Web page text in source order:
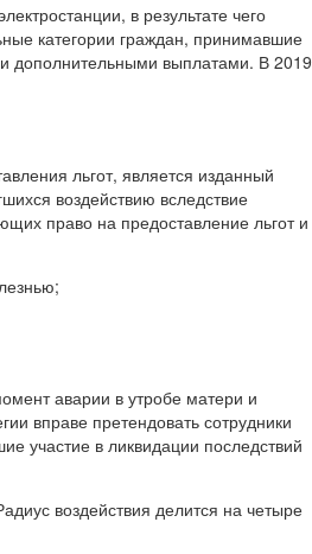
в результате чего
категории граждан, принимавшие
и дополнительными выплатами. В 2019
льгот, является изданный
воздействию вследствие
право на предоставление льгот и
аварии в утробе матери и
вправе претендовать сотрудники
участие в ликвидации последствий
воздействия делится на четыре